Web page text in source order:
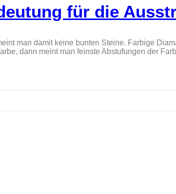
für die
man damit keine bunten Steine. Farbige
dann meint man feinste Abstufungen der